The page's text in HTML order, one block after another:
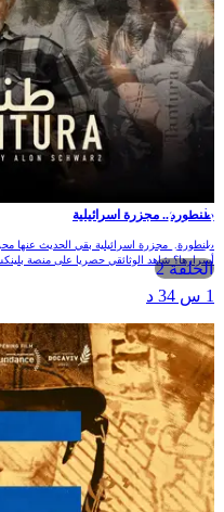
الحلقة 2
طنطورة.. مجزرة اسرائيلية
أسرارها؟ شاهد الوثائقي حصريا على منصة بلينكس